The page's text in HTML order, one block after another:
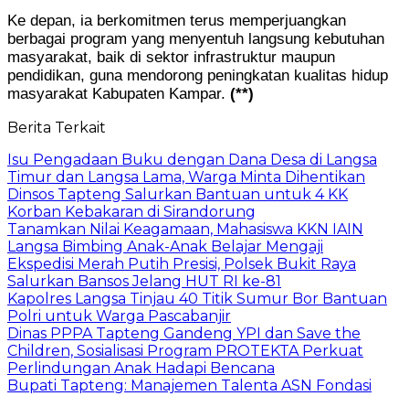
Ke depan, ia berkomitmen terus memperjuangkan
berbagai program yang menyentuh langsung kebutuhan
masyarakat, baik di sektor infrastruktur maupun
pendidikan, guna mendorong peningkatan kualitas hidup
masyarakat Kabupaten Kampar. (**)
Berita Terkait
Isu Pengadaan Buku dengan Dana Desa di Langsa
Timur dan Langsa Lama, Warga Minta Dihentikan
Dinsos Tapteng Salurkan Bantuan untuk 4 KK
Korban Kebakaran di Sirandorung
Tanamkan Nilai Keagamaan, Mahasiswa KKN IAIN
Langsa Bimbing Anak-Anak Belajar Mengaji
Ekspedisi Merah Putih Presisi, Polsek Bukit Raya
Salurkan Bansos Jelang HUT RI ke-81
Kapolres Langsa Tinjau 40 Titik Sumur Bor Bantuan
Polri untuk Warga Pascabanjir
Dinas PPPA Tapteng Gandeng YPI dan Save the
Children, Sosialisasi Program PROTEKTA Perkuat
Perlindungan Anak Hadapi Bencana
Bupati Tapteng: Manajemen Talenta ASN Fondasi